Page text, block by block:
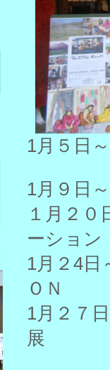
1月５
1月
１月
ーション
1月２
ＯＮ
1月２
展